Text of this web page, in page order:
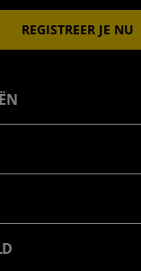
REGISTREER JE NU